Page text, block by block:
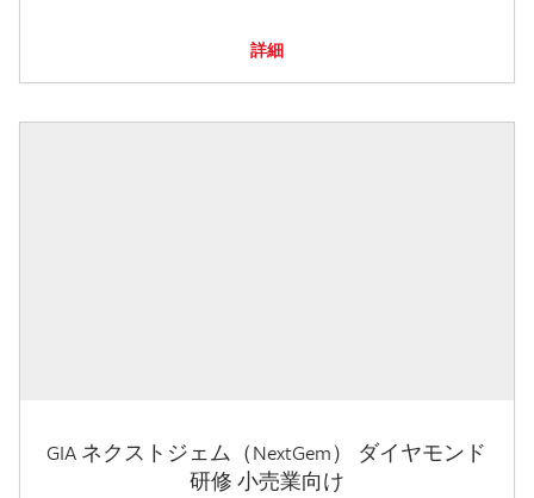
詳細
GIA ネクストジェム（NextGem） ダイヤモンド
研修 小売業向け